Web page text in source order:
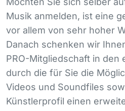
Musik anmelden, ist eine
vor allem von sehr hoher
Danach schenken wir
PRO-Mitgliedschaft in den
durch die für Sie die
Videos und Soundfiles
Künstlerprofil einen